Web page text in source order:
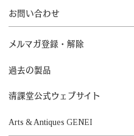
お問い合わせ
メルマガ登録・解除
過去の製品
清課堂公式ウェブサイト
Arts & Antiques GENEI